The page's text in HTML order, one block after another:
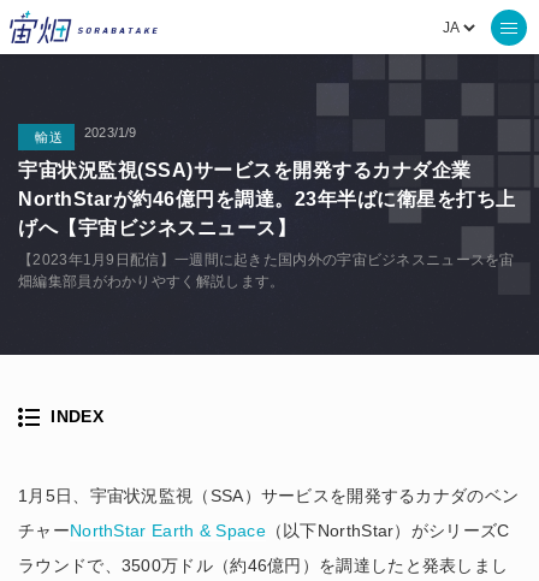
輸送 2023/1/9
宇宙状況監視(SSA)サービスを開発するカナダ企業
NorthStarが約46億円を調達。23年半ばに衛星を打ち上
げへ【宇宙ビジネスニュース】
【2023年1月9日配信】一週間に起きた国内外の宇宙ビジネスニュースを宙
畑編集部員がわかりやすく解説します。
1月5日、宇宙状況監視（SSA）サービスを開発するカナダのベン
チャーNorthStar Earth & Space（以下NorthStar）がシリーズC
ラウンドで、3500万ドル（約46億円）を調達したと発表しまし
INDEX